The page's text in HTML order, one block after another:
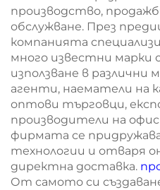
производство,
обслужване. През
компанията
много известни марки
използване в различни
агенти, наематели на
оптови търговци,
производители на
фирмата се
технологии и отваря
директна доставка.
От самото си